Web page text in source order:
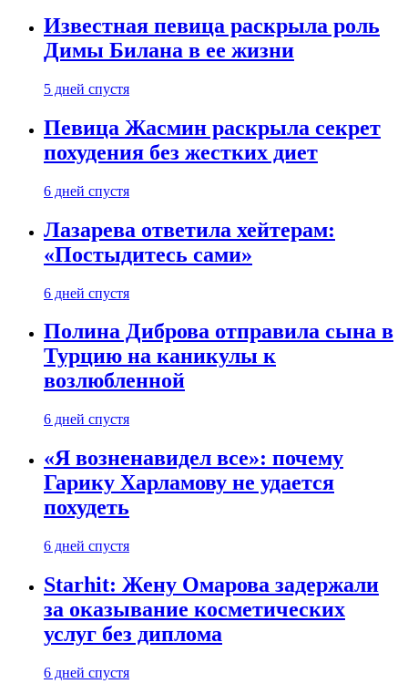
Известная певица раскрыла роль
Димы Билана в ее жизни
5 дней спустя
Певица Жасмин раскрыла секрет
похудения без жестких диет
6 дней спустя
Лазарева ответила хейтерам:
«Постыдитесь сами»
6 дней спустя
Полина Диброва отправила сына в
Турцию на каникулы к
возлюбленной
6 дней спустя
«Я возненавидел все»: почему
Гарику Харламову не удается
похудеть
6 дней спустя
Starhit: Жену Омарова задержали
за оказывание косметических
услуг без диплома
6 дней спустя